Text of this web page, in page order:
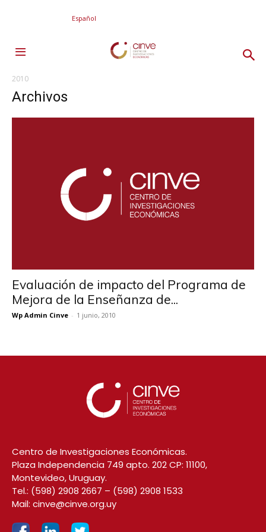
Español
2010
Archivos
Evaluación de impacto del Programa de
Mejora de la Enseñanza de...
Wp Admin Cinve - 1 junio, 2010
Centro de Investigaciones Económicas.
Plaza Independencia 749 apto. 202 CP: 11100,
Montevideo, Uruguay.
Tel.: (598) 2908 2667 – (598) 2908 1533
Mail: cinve@cinve.org.uy